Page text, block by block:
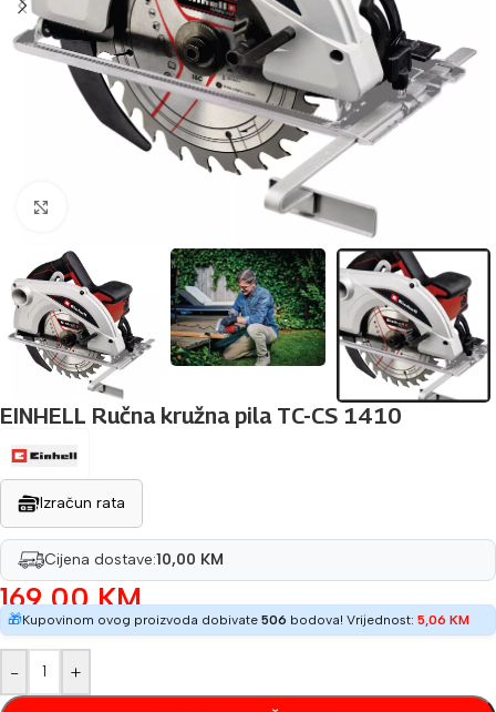
EINHELL Ručna kružna pila TC-CS 1410
Izračun rata
Cijena dostave:10,00 KM
169,00KM
🎁Kupovinom ovog proizvoda dobivate 506 bodova! Vrijednost: 5,06 KM
- +